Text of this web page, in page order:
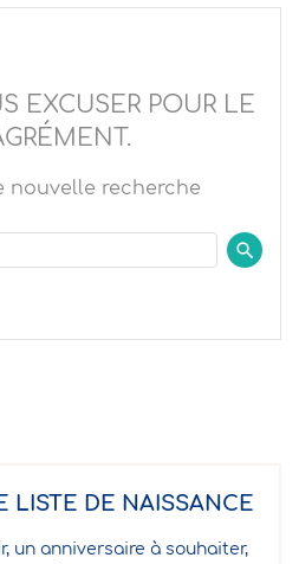
EXCUSER POUR LE
nouvelle recherche
LISTE DE NAISSANCE
un anniversaire à souhaiter,